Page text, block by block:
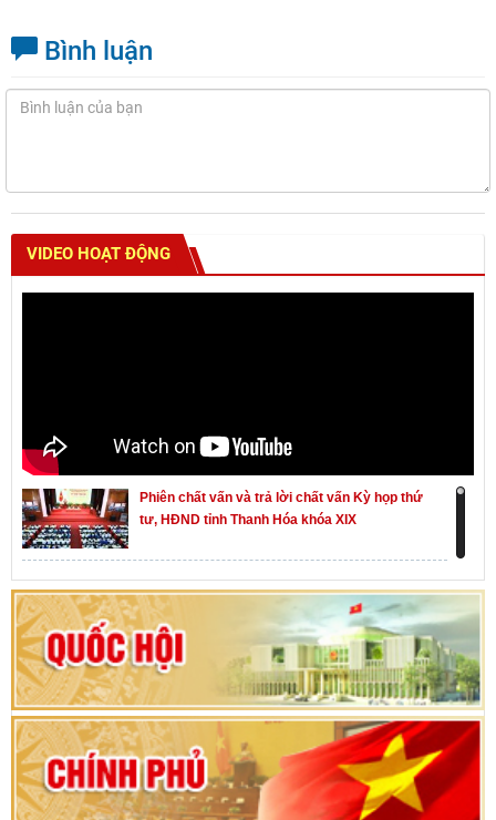
Bình luận
VIDEO HOẠT ĐỘNG
Phiên chất vấn và trả lời chất vấn Kỳ họp thứ
tư, HĐND tỉnh Thanh Hóa khóa XIX
Khai mạc kỳ họp thứ Nhất, Quốc hội khóa XVI
Hướng dẫn quy trình bỏ phiếu bầu cử ĐBQH
khoá XVI và đại biểu HĐND các cấp nhiệm kỳ
2026-2031
80 năm Quốc hội Việt Nam: vì lợi ích Nhân dân,
vì sự phát triển của đất nước